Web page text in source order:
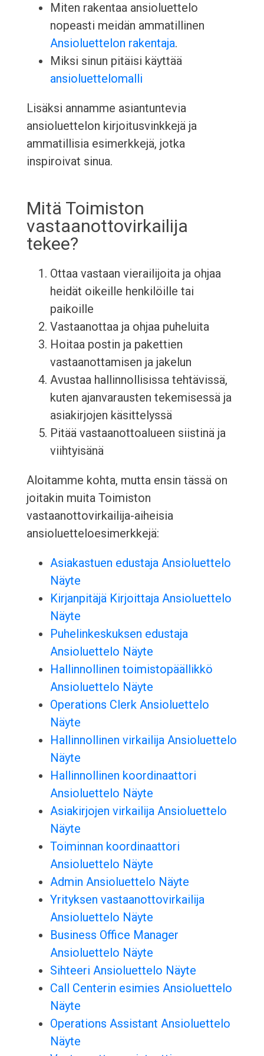
Miten rakentaa ansioluettelo
nopeasti meidän ammatillinen
Ansioluettelon rakentaja.
Miksi sinun pitäisi käyttää
ansioluettelomalli
Lisäksi annamme asiantuntevia
ansioluettelon kirjoitusvinkkejä ja
ammatillisia esimerkkejä, jotka
inspiroivat sinua.
Mitä Toimiston
vastaanottovirkailija
tekee?
Ottaa vastaan vierailijoita ja ohjaa
heidät oikeille henkilöille tai
paikoille
Vastaanottaa ja ohjaa puheluita
Hoitaa postin ja pakettien
vastaanottamisen ja jakelun
Avustaa hallinnollisissa tehtävissä,
kuten ajanvarausten tekemisessä ja
asiakirjojen käsittelyssä
Pitää vastaanottoalueen siistinä ja
viihtyisänä
Aloitamme kohta, mutta ensin tässä on
joitakin muita Toimiston
vastaanottovirkailija-aiheisia
ansioluetteloesimerkkejä:
Asiakastuen edustaja Ansioluettelo
Näyte
Kirjanpitäjä Kirjoittaja Ansioluettelo
Näyte
Puhelinkeskuksen edustaja
Ansioluettelo Näyte
Hallinnollinen toimistopäällikkö
Ansioluettelo Näyte
Operations Clerk Ansioluettelo
Näyte
Hallinnollinen virkailija Ansioluettelo
Näyte
Hallinnollinen koordinaattori
Ansioluettelo Näyte
Asiakirjojen virkailija Ansioluettelo
Näyte
Toiminnan koordinaattori
Ansioluettelo Näyte
Admin Ansioluettelo Näyte
Yrityksen vastaanottovirkailija
Ansioluettelo Näyte
Business Office Manager
Ansioluettelo Näyte
Sihteeri Ansioluettelo Näyte
Call Centerin esimies Ansioluettelo
Näyte
Operations Assistant Ansioluettelo
Näyte